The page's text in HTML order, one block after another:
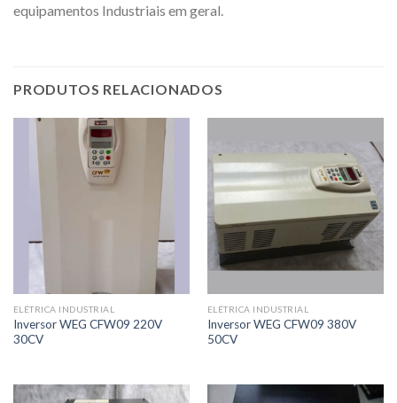
equipamentos Industriais em geral.
PRODUTOS RELACIONADOS
ELÉTRICA INDUSTRIAL
Inversor WEG CFW09 220V
30CV
ELÉTRICA INDUSTRIAL
Inversor WEG CFW09 380V
50CV